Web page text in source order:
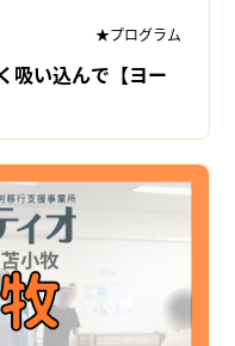
★プログラム
吸い込んで【ヨー